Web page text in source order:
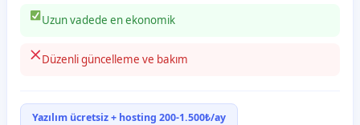
Uzun vadede en ekonomik
Düzenli güncelleme ve bakım
Yazılım ücretsiz + hosting 200-1.500₺/ay